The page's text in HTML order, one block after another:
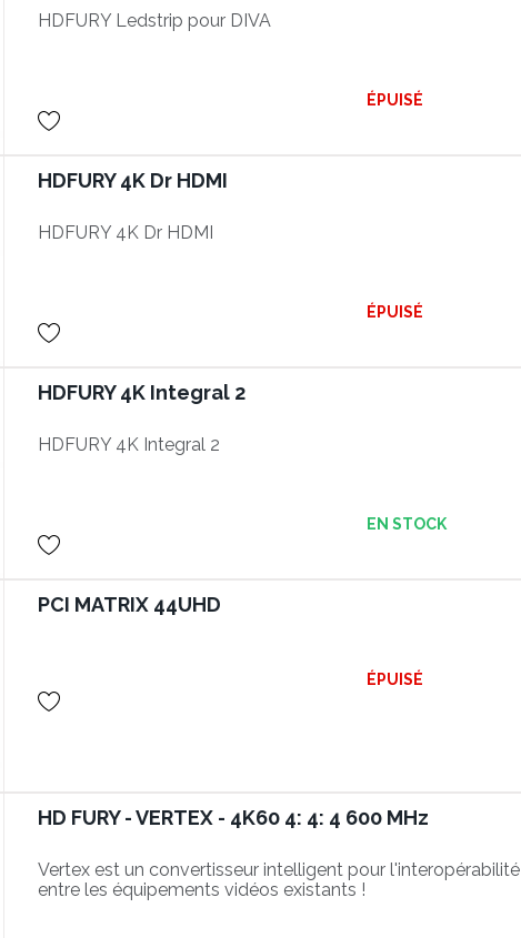
HDFURY Ledstrip pour DIVA
ÉPUISÉ
HDFURY 4K Dr HDMI
HDFURY 4K Dr HDMI
ÉPUISÉ
HDFURY 4K Integral 2
HDFURY 4K Integral 2
EN STOCK
PCI MATRIX 44UHD
ÉPUISÉ
HD FURY - VERTEX - 4K60 4: 4: 4 600 MHz
Vertex est un convertisseur intelligent pour l'interopérabilité
entre les équipements vidéos existants !